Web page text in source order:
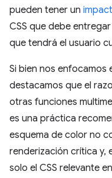
pueden tener un
CSS que debe
que tendrá el usuario
Si bien nos enfocamos
destacamos que el
otras funciones
es una práctica
esquema de color no
renderización crítica y,
solo el CSS relevante